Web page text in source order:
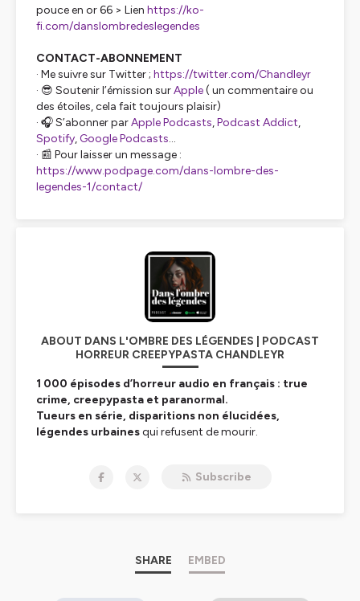
pouce en or 66 > Lien https://ko-
fi.com/danslombredeslegendes
CONTACT-ABONNEMENT
· Me suivre sur Twitter ; https://twitter.com/Chandleyr
· 😎 Soutenir l’émission surApple( un commentaire ou
des étoiles, cela fait toujours plaisir)
· 🎧 S’abonner parApple Podcasts,Podcast Addict,
Spotify, Google Podcasts...
· 📰 Pour laisser un message :
https://www.podpage.com/dans-lombre-des-
legendes-1/contact/
ABOUT DANS L'OMBRE DES LÉGENDES | PODCAST
HORREUR CREEPYPASTA CHANDLEYR
1 000 épisodes d’horreur audio en français : true
crime, creepypasta et paranormal.
Tueurs en série, disparitions non élucidées,
légendes urbainesqui refusent de mourir.
Ici, la réalité dérape. Le
surnaturelvous observe.
Subscribe
SHARE EMBED